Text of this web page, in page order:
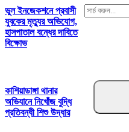
ভুল ইনজেকশনে প্রবাসী
যুবকের মৃত্যুর অভিযোগ,
হাসপাতাল বন্ধের দাবিতে
বিক্ষোভ
কাশিয়াডাঙ্গা থানার
অভিযানে নিখোঁজ বুদ্ধি
প্রতিবন্ধী শিশু উদ্ধার
Search
For: